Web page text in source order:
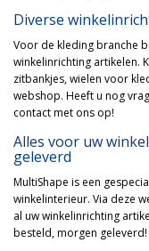
Diverse
Voor de kleding branche
winkelinrichting artikelen.
zitbankjes, wielen voor
webshop. Heeft u nog
contact met ons op!
Alles voor uw
geleverd
MultiShape is een
winkelinterieur. Via deze
al uw winkelinrichting
besteld, morgen